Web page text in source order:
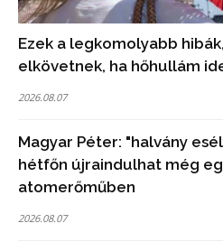
Ezek a legkomolyabb
elkövetnek, ha hőhullám
2026.08.07
Magyar Péter: "halvány
hétfőn újraindulhat még
atomerőműben
2026.08.07